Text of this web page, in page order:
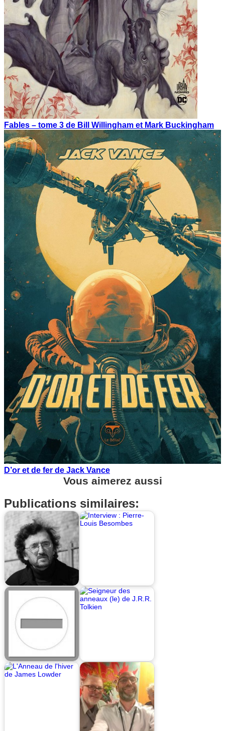
Fables – tome 3 de Bill Willingham et Mark Buckingham
D’or et de fer de Jack Vance
Vous aimerez aussi
Publications similaires: